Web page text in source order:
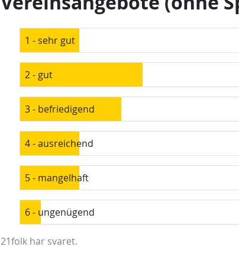
1 - sehr gut
2 - gut
3 - befriedigend
4 - ausreichend
5 - mangelhaft
6 - ungenügend
21folk har svaret.